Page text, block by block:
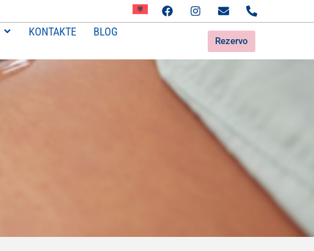
KONTAKTE BLOG
Rezervo